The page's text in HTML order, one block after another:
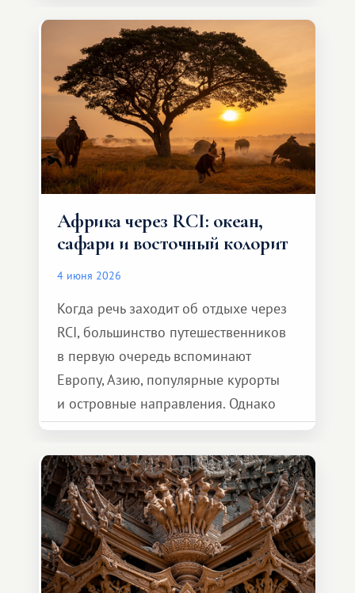
особенное. Не обязательно
масштабное, но тёплое
и запоминающееся :)
Африка через RCI: океан,
сафари и восточный колорит
4 июня 2026
Когда речь заходит об отдыхе через
RCI, большинство путешественников
в первую очередь вспоминают
Европу, Азию, популярные курорты
и островные направления. Однако
возможности обменной системы
значительно шире. Среди них есть
и Африка — континент, который
способен подарить совершенно иной
формат путешествия.